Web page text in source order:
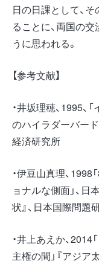
日の日課として、
ることに、両国の
うに思われる。
【参考文献】
・井坂理穂、1995
のハイラダーバード
経済研究所
・伊豆山真理、
ョナルな側面」、
状』、日本国際問題
・井上あえか、
主権の間」『アジア